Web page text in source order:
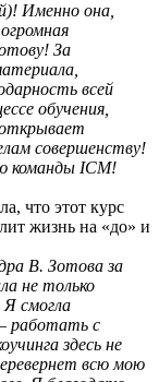
Именно она,
За
всей
обучения,
совершенству!
команды ICM!
что этот курс
жизнь на «до» и
В. Зотова за
не только
Я смогла
работать с
здесь не
всю мою